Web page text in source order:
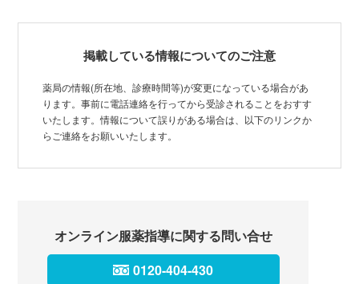
掲載している情報についてのご注意
薬局の情報(所在地、診療時間等)が変更になっている場合があ
ります。事前に電話連絡を行ってから受診されることをおすす
いたします。情報について誤りがある場合は、以下のリンクか
らご連絡をお願いいたします。
オンライン服薬指導に関する問い合せ
0120-404-430